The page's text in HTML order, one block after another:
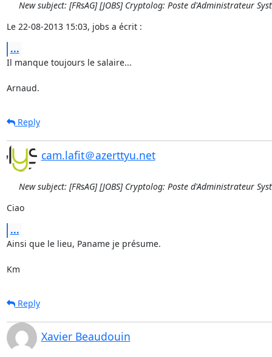
New subject: [FRsAG] [JOBS] Cryptolog: Poste d'Administrateur
Le 22-08-2013 15:03, jobs a écrit :
...
Il manque toujours le salaire...
Arnaud.
Reply
cam.lafit＠azerttyu.net
New subject: [FRsAG] [JOBS] Cryptolog: Poste d'Administrateur
Ciao
...
Ainsi que le lieu, Paname je présume.
Km
Reply
Xavier Beaudouin